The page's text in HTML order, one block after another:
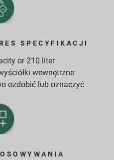
SPECYFIKACJI
or 210 liter
wewnętrzne
ozdobić lub oznaczyć